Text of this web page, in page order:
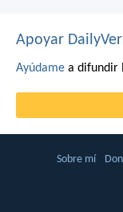
Apoyar
Ayúdame a difundir
Sobre mí